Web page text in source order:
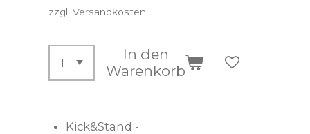
zzgl. Versandkosten
In den
Warenkorb
Kick&Stand -